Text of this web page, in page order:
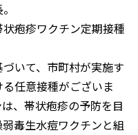
疹ワクチン定期接種
いて、市町村が実施す
任意接種がございま
、帯状疱疹の予防を目
毒生水痘ワクチンと組